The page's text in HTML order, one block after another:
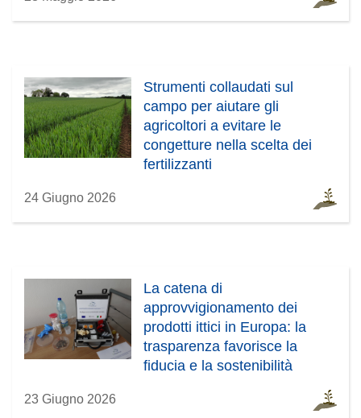
Strumenti collaudati sul
campo per aiutare gli
agricoltori a evitare le
congetture nella scelta dei
fertilizzanti
24 Giugno 2026
La catena di
approvvigionamento dei
prodotti ittici in Europa: la
trasparenza favorisce la
fiducia e la sostenibilità
23 Giugno 2026